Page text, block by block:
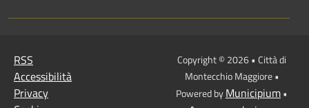
RSS
Accessibilità
Privacy
Copyright © 2026 • Città di
Montecchio Maggiore •
Powered byMunicipium•